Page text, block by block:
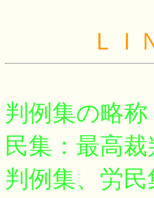
ＬＩＮ
判例集の略称
民集：最高
判例集、労